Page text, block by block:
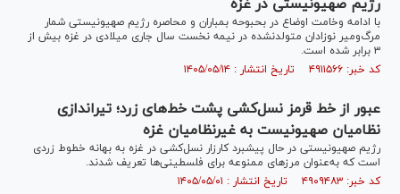
رژیم صهیونیستی در غزه
با ادامه وخامت اوضاع در بحبوحه بمباران و محاصره رژیم صهیونیستی شمار
مرگ‌ومیر نوزادان متولدنشده در نیمه نخست سال جاری میلادی در غزه بیش از
۳ برابر شده است.
کد خبر: ۴۹۱۱۵۶۶ تاریخ انتشار : ۱۴۰۵/۰۵/۱۴
عبور از خط قرمز نسل‌کشی پشت خط‌های زرد؛ تیراندازی
نظامیان صهیونیست به غیرنظامیان غزه
رژیم صهیونیستی در حال پیشبرد کارزار نسل‌کشی در غزه به بهانه خطوط زردی
است که به‌عنوان مرز‌های ممنوعه برای فلسطینی‌ها تعریف شدند.
کد خبر: ۴۹۰۹۴۸۳ تاریخ انتشار : ۱۴۰۵/۰۵/۰۱